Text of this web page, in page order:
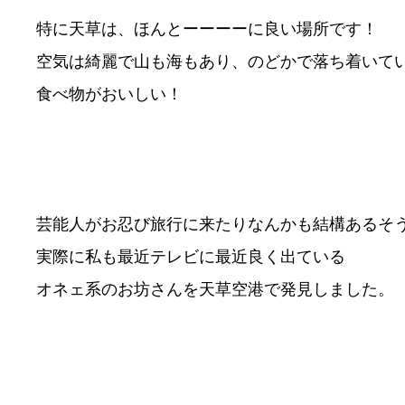
特に天草は、ほんとーーーーに良い場所です！
空気は綺麗で山も海もあり、のどかで落ち着いて
食べ物がおいしい！
芸能人がお忍び旅行に来たりなんかも結構あるそ
実際に私も最近テレビに最近良く出ている
オネェ系のお坊さんを天草空港で発見しました。